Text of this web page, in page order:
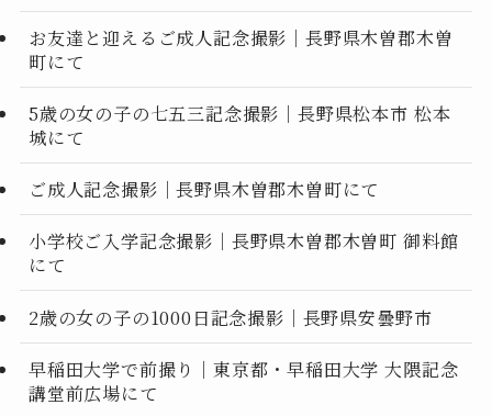
お友達と迎えるご成人記念撮影｜長野県木曽郡木曽
町にて
5歳の女の子の七五三記念撮影｜長野県松本市 松本
城にて
ご成人記念撮影｜長野県木曽郡木曽町にて
小学校ご入学記念撮影｜長野県木曽郡木曽町 御料館
にて
2歳の女の子の1000日記念撮影｜長野県安曇野市
早稲田大学で前撮り｜東京都・早稲田大学 大隈記念
講堂前広場にて